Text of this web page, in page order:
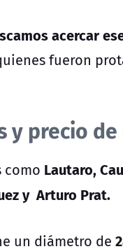
acercar
fueron
y precio
como Lautaro,
y Arturo Prat.
un diámetro de